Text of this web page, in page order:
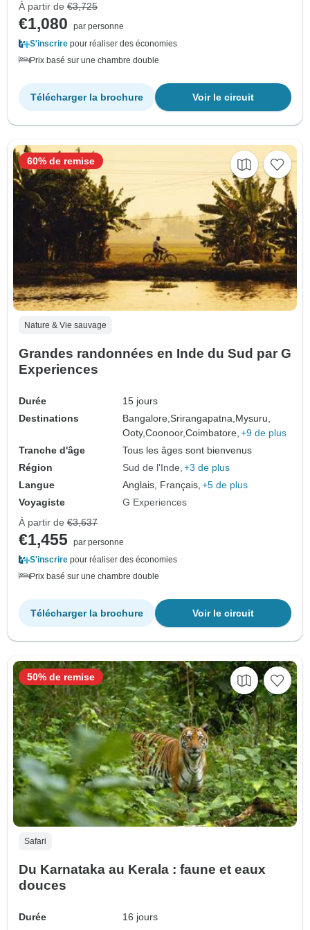
À partir de €3,725
€1,080
par personne
S'inscrire pour réaliser des économies
Prix basé sur une chambre double
Voir le circuit
Télécharger la brochure
Nature & Vie sauvage
Grandes randonnées en Inde du Sud par G
Experiences
Durée
15 jours
Destinations
Bangalore,Srirangapatna,Mysuru,
Ooty,Coonoor,Coimbatore, +9 de plus
Tranche d'âge
Tous les âges sont bienvenus
Région
Sud de l'Inde +3 de plus
Langue
Anglais, Français, +5 de plus
Voyagiste
G Experiences
60% de remise
À partir de €3,637
€1,455 par personne
S'inscrire pour réaliser des économies
Prix basé sur une chambre double
Voir le circuit
Télécharger la brochure
Safari
Du Karnataka au Kerala : faune et eaux
douces
Durée
16 jours
50% de remise